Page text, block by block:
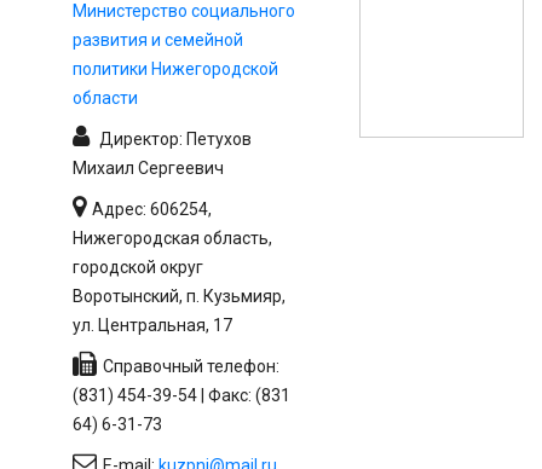
Министерство социального
развития и семейной
политики Нижегородской
области
Директор: Петухов
Михаил Сергеевич
Адрес: 606254,
Нижегородская область,
городской округ
Воротынский, п. Кузьмияр,
ул. Центральная, 17
Справочный телефон:
(831) 454-39-54 | Факс: (831
64) 6-31-73